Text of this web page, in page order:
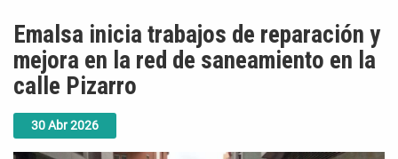
30Abr2026
Emalsa inicia trabajos de reparación y
mejora en la red de saneamiento en la
calle Pizarro